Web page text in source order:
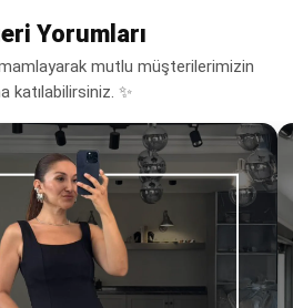
Yorumları
mutlu müşterilerimizin
katılabilirsiniz. ✨